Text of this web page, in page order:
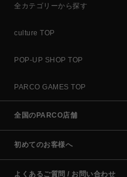
全カテゴリーから探す
culture TOP
POP-UP SHOP TOP
PARCO GAMES TOP
全国のPARCO店舗
初めてのお客様へ
よくあるご質問 / お問い合わせ